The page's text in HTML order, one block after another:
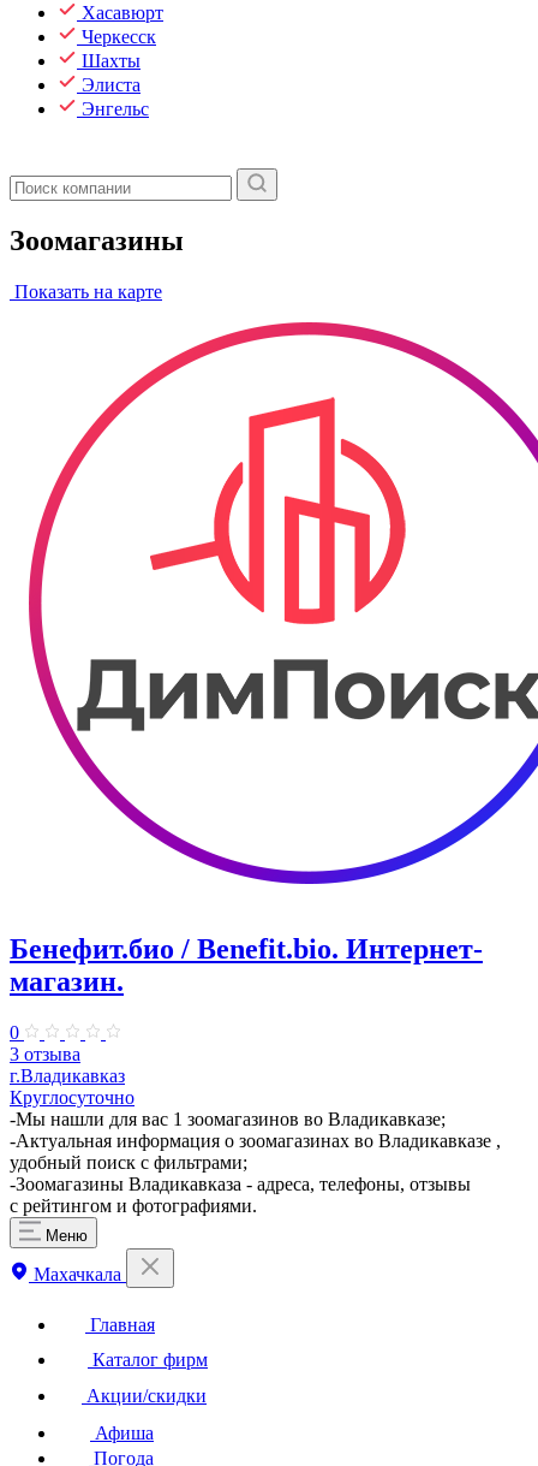
Хасавюрт
Черкесск
Шахты
Элиста
Энгельс
Зоомагазины
Показать на карте
Бенефит.био / Benefit.bio. Интернет-
магазин.
0
3 отзыва
г.Владикавказ
Круглосуточно
-Мы нашли для вас 1 зоомагазинов во Владикавказе;
-Актуальная информация о зоомагазинах во Владикавказе ,
удобный поиск с фильтрами;
-Зоомагазины Владикавказа - адреса, телефоны, отзывы
с рейтингом и фотографиями.
Меню
Махачкала
Главная
Каталог фирм
Акции/скидки
Афиша
Погода